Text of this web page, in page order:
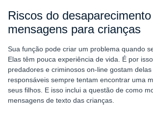
Riscos do
mensagens para crianças
Sua função pode criar um problema quando
Elas têm pouca experiência de vida. É por
predadores e criminosos on-line gostam
responsáveis sempre tentam encontrar uma
seus filhos. E isso inclui a questão de como
mensagens de texto das crianças.